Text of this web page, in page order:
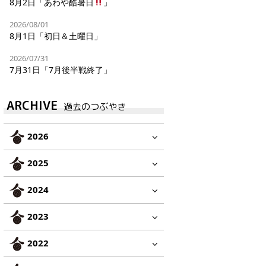
2026/08/01
8月1日「初日＆土曜日」
2026/07/31
7月31日「7月後半戦終了」
ARCHIVE 過去のつぶやき
2026
2025
2024
2023
2022